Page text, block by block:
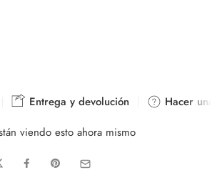
Entrega y devolución
Hacer una
viendo esto ahora mismo